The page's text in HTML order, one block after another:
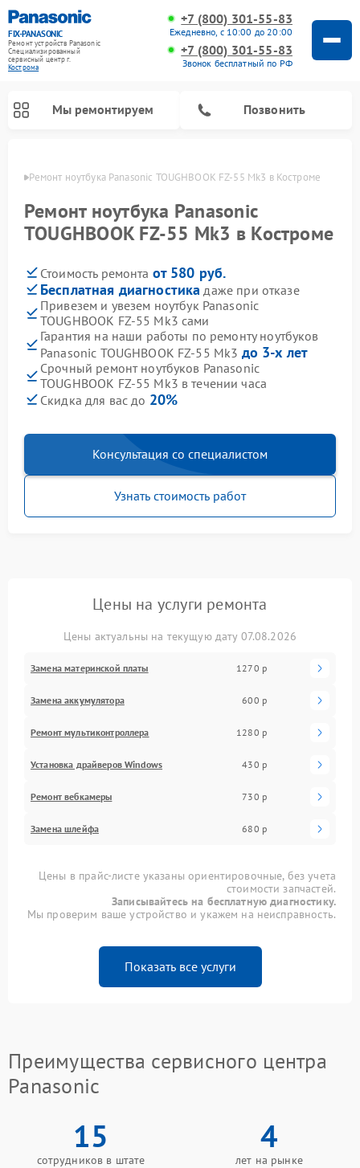
FIX-PANASONIC
Ремонт устройств Panasonic
Специализированный
cервисный центр г.
Кострома
+7 (800) 301-55-83
Ежедневно, с 10:00 до 20:00
+7 (800) 301-55-83
Звонок бесплатный по РФ
Мы ремонтируем Позвонить
Ремонт ноутбука Panasonic TOUGHBOOK FZ-55 Mk3 в Костроме
Ремонт ноутбука Panasonic
TOUGHBOOK FZ-55 Mk3 в Костроме
Стоимость ремонта от 580 руб.
Бесплатная диагностика даже при отказе
Привезем и увезем ноутбук Panasonic
TOUGHBOOK FZ-55 Mk3 сами
Гарантия на наши работы по ремонту ноутбуков
Panasonic TOUGHBOOK FZ-55 Mk3 до 3-х лет
Срочный ремонт ноутбуков Panasonic
TOUGHBOOK FZ-55 Mk3 в течении часа
Скидка для вас до 20%
Консультация со специалистом
Узнать стоимость работ
Цены на услуги ремонта
Цены актуальны на текущую дату 07.08.2026
Замена материнской платы 1270 р
Замена аккумулятора 600 р
Ремонт мультиконтроллера 1280 р
Установка драйверов Windows 430 р
Ремонт вебкамеры 730 р
Замена шлейфа 680 р
Цены в прайс-листе указаны ориентировочные, без учета
стоимости запчастей.
Записывайтесь на бесплатную диагностику.
Мы проверим ваше устройство и укажем на неисправность.
Показать все услуги
Преимущества сервисного центра
Panasonic
15
сотрудников в штате
4
лет на рынке